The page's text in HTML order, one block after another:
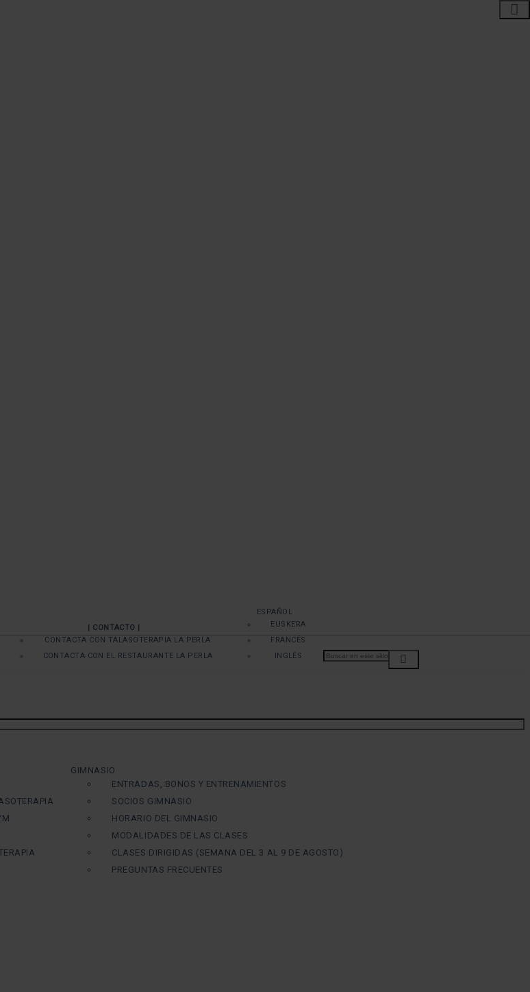
| CONTACTO |
CONTACTA CON TALASOTERAPIA LA PERLA
CONTACTA CON EL RESTAURANTE LA PERLA
ESPAÑOL
EUSKERA
FRANCÉS
INGLÉS
GIMNASIO
ENTRADAS, BONOS Y ENTRENAMIENTOS
SOCIOS GIMNASIO
HORARIO DEL GIMNASIO
MODALIDADES DE LAS CLASES
CLASES DIRIGIDAS (SEMANA DEL 3 AL 9 DE AGOSTO)
PREGUNTAS FRECUENTES